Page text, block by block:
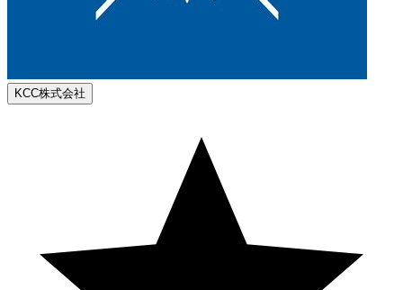
KCC株式会社